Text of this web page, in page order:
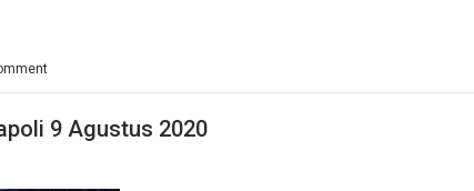
9 Agustus 2020